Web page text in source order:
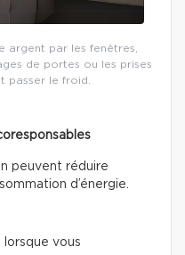
argent par les fenêtres,
de portes ou les prises
passer le froid.
peuvent réduire
d’énergie.
lorsque vous